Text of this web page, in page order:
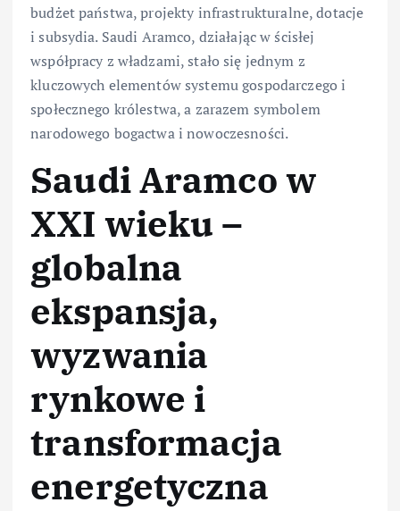
budżet państwa, projekty infrastrukturalne, dotacje
i subsydia. Saudi Aramco, działając w ścisłej
współpracy z władzami, stało się jednym z
kluczowych elementów systemu gospodarczego i
społecznego królestwa, a zarazem symbolem
narodowego bogactwa i nowoczesności.
Saudi Aramco w
XXI wieku –
globalna
ekspansja,
wyzwania
rynkowe i
transformacja
energetyczna